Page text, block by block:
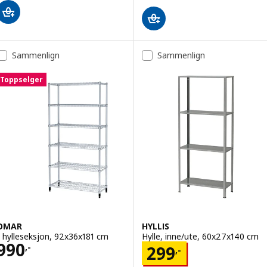
Sammenlign
Toppselger
hylleseksjon, 92x36x181 cm
,-
990,-
Sammenlign
HYLLIS
Hylle, inne/ute, 60x27x140 cm
299,-
Pris 299,-